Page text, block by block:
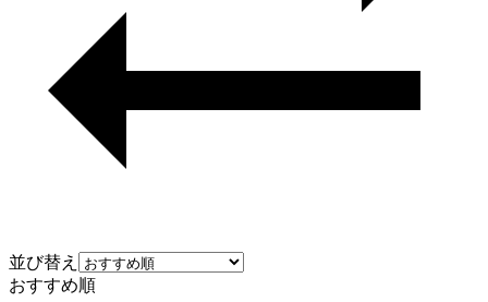
並び替え
おすすめ順